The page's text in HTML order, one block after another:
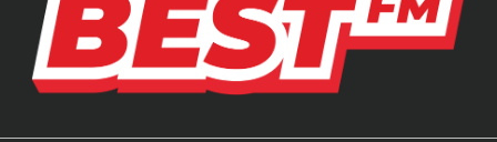
2026.08.08. 10:00
Ma (is) a cicákat ünnepeljük!